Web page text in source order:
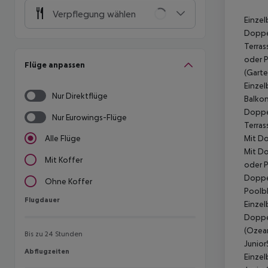
Verpflegung wählen
Flüge anpassen
Nur Direktflüge
Nur Eurowings-Flüge
Alle Flüge
Mit Koffer
Ohne Koffer
Flugdauer
Flugdauer
Bis zu 24 Stunden
Abflugzeiten
Abflugzeiten
oder
Mit
Mit
oder